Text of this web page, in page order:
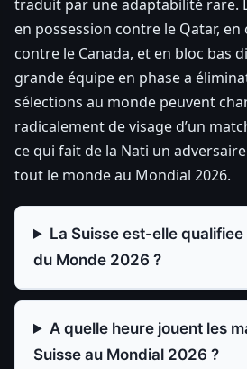
traduit par une adaptabilité rare.
en possession contre le Qatar,
contre le Canada, et en bloc bas
grande équipe en phase a
sélections au monde peuvent
radicalement de visage d’un
ce qui fait de la Nati un
tout le monde au Mondial 2026.
La Suisse est-elle
du Monde 2026 ?
A quelle heure jouent les
Suisse au Mondial 2026 ?